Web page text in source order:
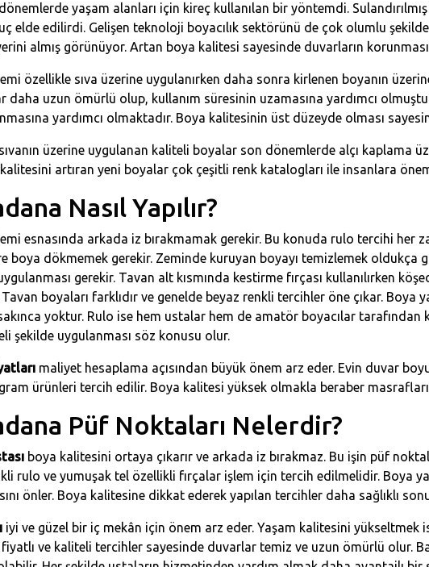
yaşam alanları için kireç kullanılan bir yöntemdi.
elde edilirdi. Gelişen teknoloji boyacılık sektörünü de çok olumlu
almış görünüyor. Artan boya kalitesi sayesinde duvarların
özellikle sıva üzerine uygulanırken daha sonra kirlenen boyanın
daha uzun ömürlü olup, kullanım süresinin uzamasına yardımcı
yardımcı olmaktadır. Boya kalitesinin üst düzeyde olması
üzerine uygulanan kaliteli boyalar son dönemlerde alçı kaplama
kalitesini artıran yeni boyalar çok çeşitli renk katalogları ile insanlara
Nasıl Yapılır?
esnasında arkada iz bırakmamak gerekir. Bu konuda rulo tercihi her
boya dökmemek gerekir. Zeminde kuruyan boyayı temizlemek
gerekir. Tavan alt kısmında kestirme fırçası kullanılırken
boyaları farklıdır ve genelde beyaz renkli tercihler öne çıkar.
yoktur. Rulo ise hem ustalar hem de amatör boyacılar tarafından
şekilde uygulanması söz konusu olur.
maliyet hesaplama açısından büyük önem arz eder. Evin duvar
ürünleri tercih edilir. Boya kalitesi yüksek olmakla beraber
Püf Noktaları Nelerdir?
boya kalitesini ortaya çıkarır ve arkada iz bırakmaz. Bu işin püf
rulo ve yumuşak tel özellikli fırçalar işlem için tercih edilmelidir. Boya
önler. Boya kalitesine dikkat ederek yapılan tercihler daha sağlıklı
iyi ve güzel bir iç mekân için önem arz eder. Yaşam kalitesini yükseltmek
ve kaliteli tercihler sayesinde duvarlar temiz ve uzun ömürlü olur.